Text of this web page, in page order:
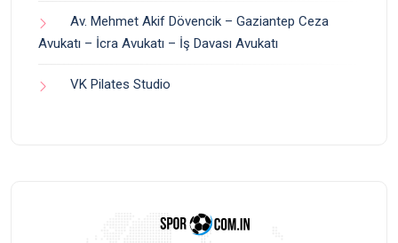
Av. Mehmet Akif Dövencik – Gaziantep Ceza
Avukatı – İcra Avukatı – İş Davası Avukatı
VK Pilates Studio